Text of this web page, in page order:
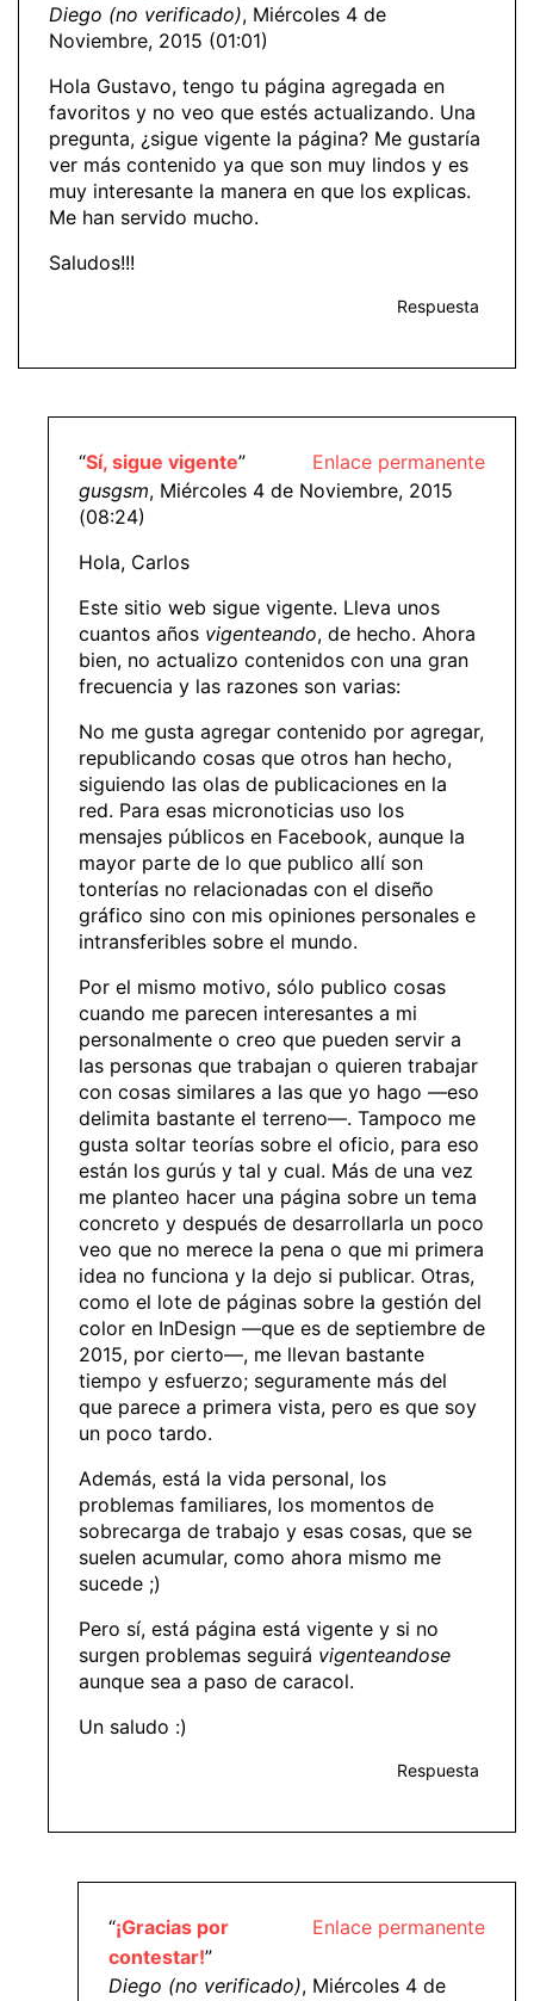
Diego (no verificado), Miércoles 4 de
Noviembre, 2015 (01:01)
Hola Gustavo, tengo tu página agregada en
favoritos y no veo que estés actualizando. Una
pregunta, ¿sigue vigente la página? Me gustaría
ver más contenido ya que son muy lindos y es
muy interesante la manera en que los explicas.
Me han servido mucho.
Saludos!!!
Respuesta
Enlace permanente
“Sí, sigue vigente”
gusgsm, Miércoles 4 de Noviembre, 2015
(08:24)
Hola, Carlos
Este sitio web sigue vigente. Lleva unos
cuantos años vigenteando, de hecho. Ahora
bien, no actualizo contenidos con una gran
frecuencia y las razones son varias:
No me gusta agregar contenido por agregar,
republicando cosas que otros han hecho,
siguiendo las olas de publicaciones en la
red. Para esas micronoticias uso los
mensajes públicos en Facebook, aunque la
mayor parte de lo que publico allí son
tonterías no relacionadas con el diseño
gráfico sino con mis opiniones personales e
intransferibles sobre el mundo.
Por el mismo motivo, sólo publico cosas
cuando me parecen interesantes a mi
personalmente o creo que pueden servir a
las personas que trabajan o quieren trabajar
con cosas similares a las que yo hago —eso
delimita bastante el terreno—. Tampoco me
gusta soltar teorías sobre el oficio, para eso
están los gurús y tal y cual. Más de una vez
me planteo hacer una página sobre un tema
concreto y después de desarrollarla un poco
veo que no merece la pena o que mi primera
idea no funciona y la dejo si publicar. Otras,
como el lote de páginas sobre la gestión del
color en InDesign —que es de septiembre de
2015, por cierto—, me llevan bastante
tiempo y esfuerzo; seguramente más del
que parece a primera vista, pero es que soy
un poco tardo.
Además, está la vida personal, los
problemas familiares, los momentos de
sobrecarga de trabajo y esas cosas, que se
suelen acumular, como ahora mismo me
sucede ;)
Pero sí, está página está vigente y si no
surgen problemas seguirá vigenteandose
aunque sea a paso de caracol.
Un saludo :)
Respuesta
Enlace permanente
“¡Gracias por
contestar!”
Diego (no verificado), Miércoles 4 de